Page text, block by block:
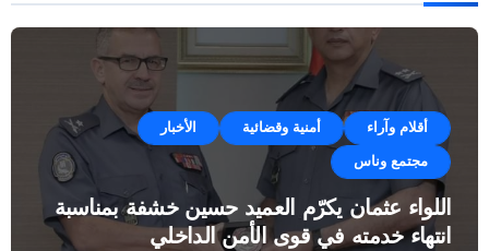
أقلام وآراء أمنية وقضائية الأخبار
مجتمع وناس
اللواء عثمان يكرّم العميد حسين خشفة بمناسبة
انتهاء خدمته في قوى الأمن الداخلي